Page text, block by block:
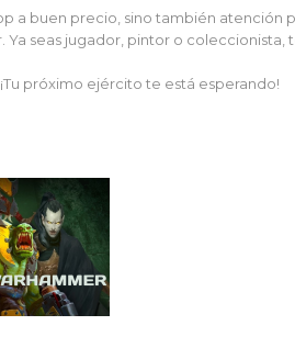
a buen precio, sino también atención
seas jugador, pintor o coleccionista,
próximo ejército te está esperando!